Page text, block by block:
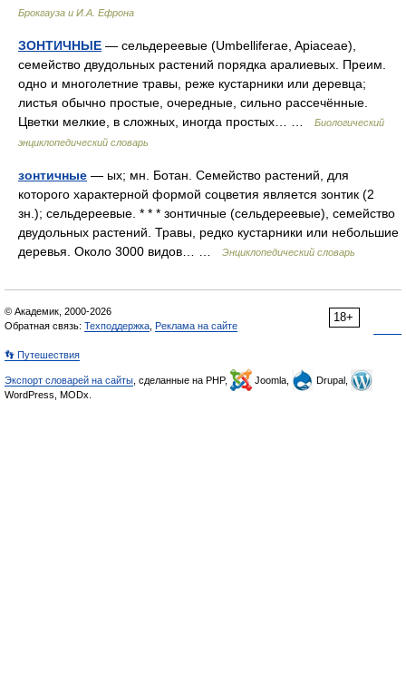
Брокгауза и И.А. Ефрона
ЗОНТИЧНЫЕ — сельдереевые (Umbelliferae, Apiaceae),
семейство двудольных растений порядка аралиевых. Преим.
одно и многолетние травы, реже кустарники или деревца;
листья обычно простые, очередные, сильно рассечённые.
Цветки мелкие, в сложных, иногда простых… …
Биологический
энциклопедический словарь
зонтичные — ых; мн. Ботан. Семейство растений, для
которого характерной формой соцветия является зонтик (2
зн.); сельдереевые. * * * зонтичные (сельдереевые), семейство
двудольных растений. Травы, редко кустарники или небольшие
деревья. Около 3000 видов… …
Энциклопедический словарь
18+
© Академик, 2000-2026
Обратная связь: Техподдержка Реклама на сайте
👣 Путешествия
Экспорт словарей на сайты , сделанные на PHP, Joomla,
Drupal,
WordPress, MODx.